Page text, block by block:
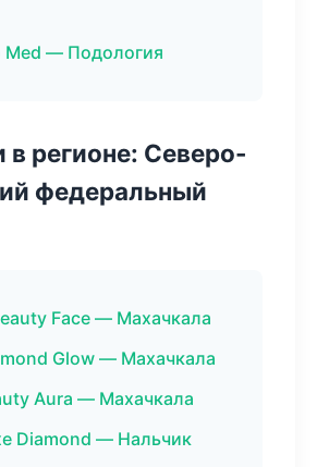
Med — Подология
в регионе: Северо-
федеральный
Face — Махачкала
Glow — Махачкала
Aura — Махачкала
Diamond — Нальчик